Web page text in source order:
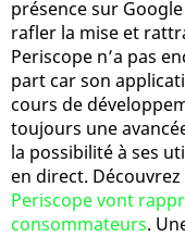
présence sur
rafler la mise et
Periscope n’a pas
part car son
cours de
toujours une
la possibilité à ses
en direct. Découvrez
Periscope vont
consommateurs.